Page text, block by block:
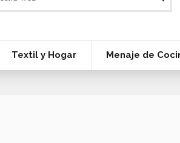
Textil y Hogar Menaje de